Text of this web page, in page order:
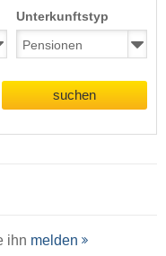
Unterkunftstyp
suchen
ihn melden